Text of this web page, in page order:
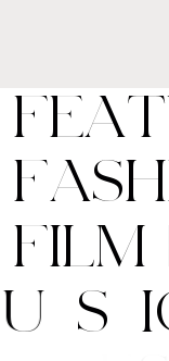
FEAT
FASH
FILM
M U I